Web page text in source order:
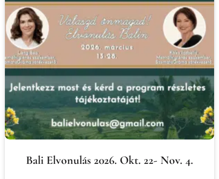
Bali Elvonulás 2026. Okt. 22- Nov. 4.